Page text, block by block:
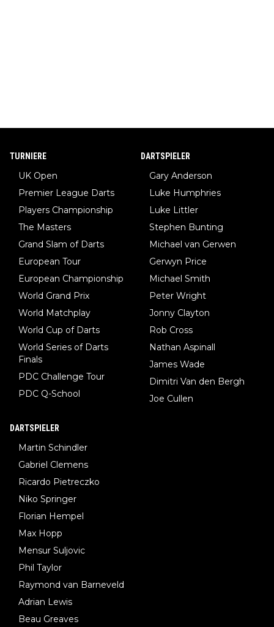
TURNIERE
UK Open
Premier League Darts
Players Championship
The Masters
Grand Slam of Darts
European Tour
European Championship
World Grand Prix
World Matchplay
World Cup of Darts
World Series of Darts
Finals
PDC Challenge Tour
PDC Q-School
DARTSPIELER
Gary Anderson
Luke Humphries
Luke Littler
Stephen Bunting
Michael van Gerwen
Gerwyn Price
Michael Smith
Peter Wright
Jonny Clayton
Rob Cross
Nathan Aspinall
James Wade
Dimitri Van den Bergh
Joe Cullen
DARTSPIELER
Martin Schindler
Gabriel Clemens
Ricardo Pietreczko
Niko Springer
Florian Hempel
Max Hopp
Mensur Suljovic
Phil Taylor
Raymond van Barneveld
Adrian Lewis
Beau Greaves